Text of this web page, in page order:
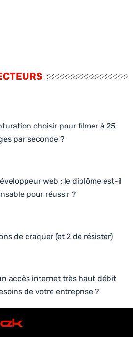
choisir pour filmer à 25
par seconde ?
web : le diplôme est-il
pour réussir ?
de craquer (et 2 de résister)
accès internet très haut débit
de votre entreprise ?